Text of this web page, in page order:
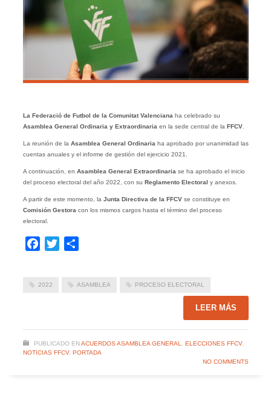
La Federació de Futbol de la Comunitat Valenciana ha celebrado su
Asamblea General Ordinaria y Extraordinaria en la sede central de la FFCV.
La reunión de la Asamblea General Ordinaria ha aprobado por unanimidad las
cuentas anuales y el informe de gestión del ejercicio 2021.
A continuación, en Asamblea General Extraordinaria se ha aprobado el inicio
del proceso electoral del año 2022, con su Reglamento Electoral y anexos.
A partir de este momento, la Junta Directiva de la FFCVse constituye en
Comisión Gestora con los mismos cargos hasta el término del proceso
electoral.
Facebook
Twitter
2022 ASAMBLEA PROCESO ELECTORAL
LEER MÁS
PUBLICADO EN ACUERDOS ASAMBLEA GENERAL ELECCIONES FFCV,
NOTICIAS FFCV, PORTADA
NO COMMENTS